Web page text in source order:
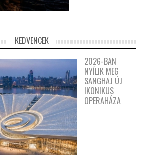
KEDVENCEK
2026-BAN
NYÍLIK MEG
SANGHAJ ÚJ
IKONIKUS
OPERAHÁZA